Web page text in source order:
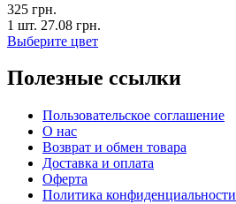
325 грн.
1 шт. 27.08 грн.
Выберите цвет
Полезные ссылки
Пользовательское соглашение
О нас
Возврат и обмен товара
Доставка и оплата
Оферта
Политика конфиденциальности